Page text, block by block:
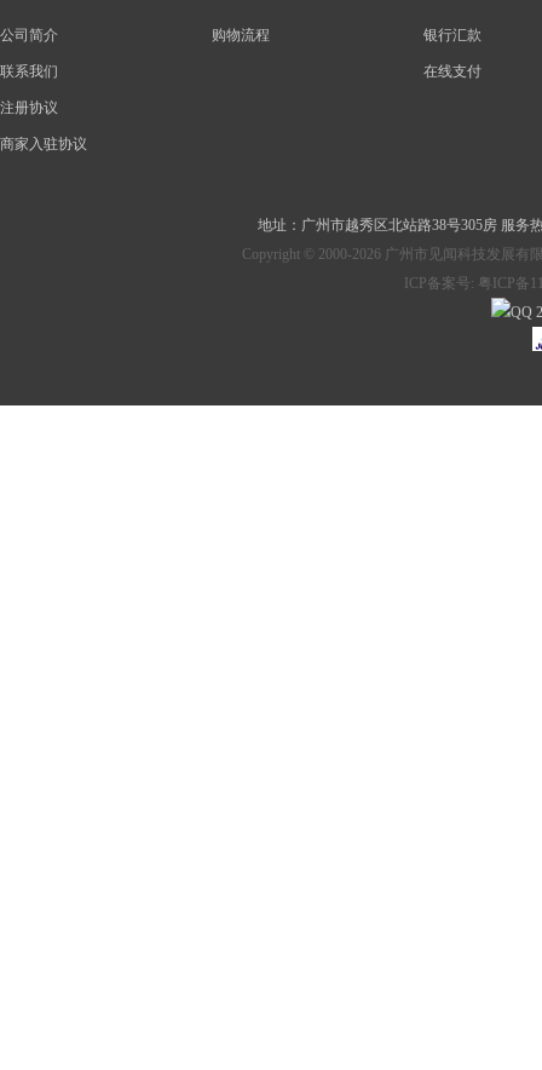
公司简介
联系我们
注册协议
商家入驻协议
购物流程 银行汇款
在线支付
地址： 广州市越秀区北站路38号305房 服务
Copyright © 2000-2026 广州市见闻科技发展
ICP备案号: 粤ICP备